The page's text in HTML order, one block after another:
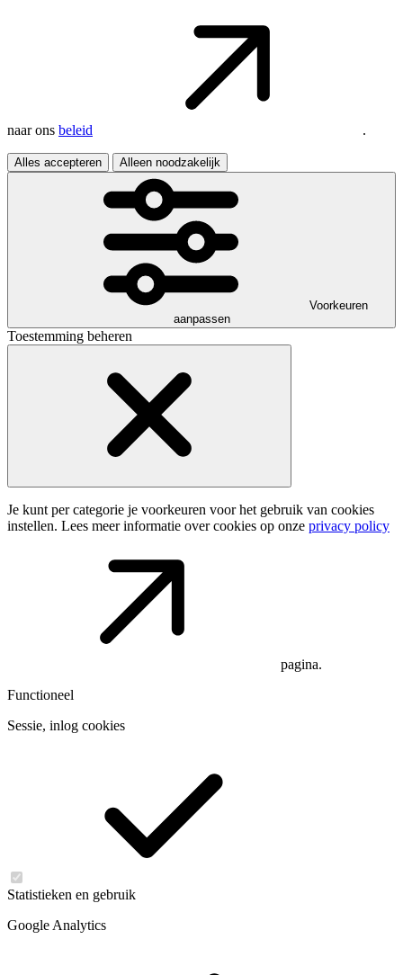
naar ons beleid .
Alles accepteren Alleen noodzakelijk
Voorkeuren
aanpassen
Toestemming beheren
Je kunt per categorie je voorkeuren voor het gebruik van cookies
instellen. Lees meer informatie over cookies op onze privacy policy
pagina.
Functioneel
Sessie, inlog cookies
Statistieken en gebruik
Google Analytics